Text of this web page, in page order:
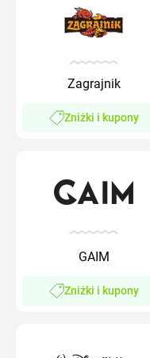
Zagrajnik
Zniżki i kupony
GAIM
Zniżki i kupony